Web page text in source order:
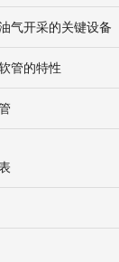
气开采的关键设备
管的特性